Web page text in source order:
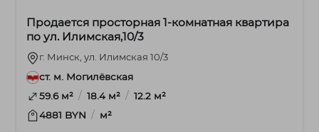
Продается просторная 1-комнатная квартира
по ул. Илимская,10/3
г. Минск, ул. Илимская 10/3
ст. м. Могилёвская
59.6 м² / 18.4 м² / 12.2 м²
4881 BYN / м²